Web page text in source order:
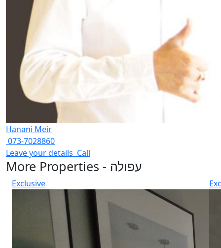
Hanani Meir
073-7028860
Leave your details Call
More Properties - עפולה
Exclusive